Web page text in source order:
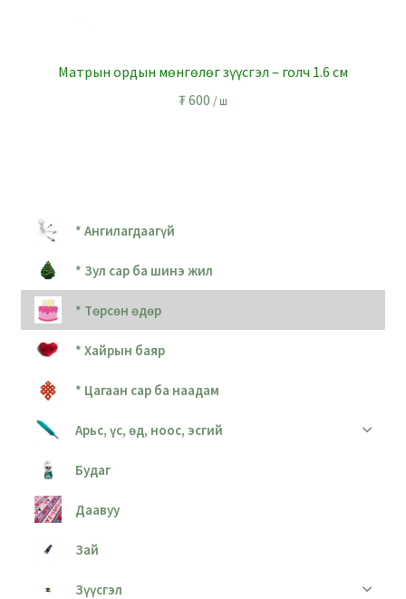
Матрын ордын мөнгөлөг зүүсгэл – голч 1.6 см
₮600 / ш
* Ангилагдаагүй
* Зул сар ба шинэ жил
* Төрсөн өдөр
* Хайрын баяр
* Цагаан сар ба наадам
Арьс, үс, өд, ноос, эсгий
Будаг
Даавуу
Зай
Зүүсгэл